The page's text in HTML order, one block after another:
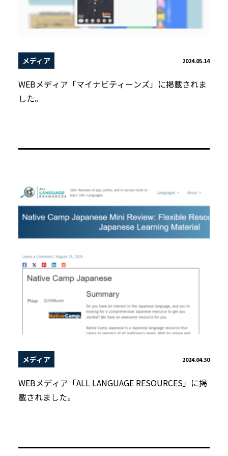
メディア 2024.05.14
WEBメディア「マイナビティーンズ」に掲載されま
した。
メディア 2024.04.30
WEBメディア「ALL LANGUAGE RESOURCES」に掲
載されました。